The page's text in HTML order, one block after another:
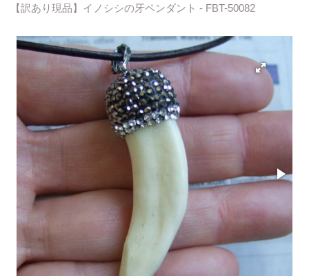
【訳あり現品】イノシシの牙ペンダント - FBT-50082